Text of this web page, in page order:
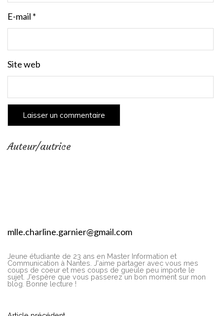
E-mail *
Site web
Auteur/autrice
mlle.charline.garnier@gmail.com
Jeune étudiante de 23 ans en Master Information et
Communication à Nantes. J'aime partager avec vous mes
coups de coeur et mes coups de gueule peu importe le
sujet. J'espère que vous passerez un bon moment sur mon
blog. Bonne lecture !